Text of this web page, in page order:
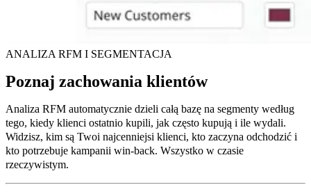
ANALIZA RFM I SEGMENTACJA
Poznaj zachowania klientów
Analiza RFM automatycznie dzieli całą bazę na segmenty według
tego, kiedy klienci ostatnio kupili, jak często kupują i ile wydali.
Widzisz, kim są Twoi najcenniejsi klienci, kto zaczyna odchodzić i
kto potrzebuje kampanii win-back. Wszystko w czasie
rzeczywistym.